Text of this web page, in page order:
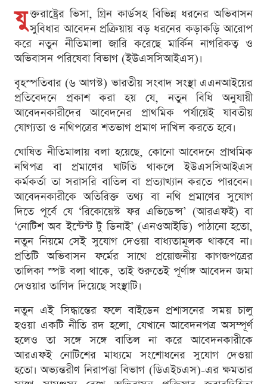
যু ক্তরাষ্ট্রের ভিসা, গ্রিন কার্ডসহ বিভিন্ন ধরনের অভিবাসন
সুবিধার আবেদন প্রক্রিয়ায় বড় ধরনের কড়াকড়ি আরোপ
করে নতুন নীতিমালা জারি করেছে মার্কিন নাগরিকত্ব ও
অভিবাসন পরিষেবা বিভাগ (ইউএসসিআইএস)।
বৃহস্পতিবার (৬ আগস্ট) ভারতীয় সংবাদ সংস্থা এএনআইয়ের
প্রতিবেদনে প্রকাশ করা হয় যে, নতুন বিধি অনুযায়ী
আবেদনকারীদের আবেদনের প্রাথমিক পর্যায়েই যাবতীয়
যোগ্যতা ও নথিপত্রের শতভাগ প্রমাণ দাখিল করতে হবে।
ঘোষিত নীতিমালায় বলা হয়েছে, কোনো আবেদনে প্রাথমিক
নথিপত্র বা প্রমাণের ঘাটতি থাকলে ইউএসসিআইএস
কর্মকর্তা তা সরাসরি বাতিল বা প্রত্যাখ্যান করতে পারবেন।
আবেদনকারীকে অতিরিক্ত তথ্য বা নথি প্রমাণের সুযোগ
দিতে পূর্বে যে ‘রিকোয়েস্ট ফর এভিডেন্স’ (আরএফই) বা
‘নোটিশ অব ইন্টেন্ট টু ডিনাই’ (এনওআইডি) পাঠানো হতো,
নতুন নিয়মে সেই সুযোগ দেওয়া বাধ্যতামূলক থাকবে না।
প্রতিটি অভিবাসন ফর্মের সাথে প্রয়োজনীয় কাগজপত্রের
তালিকা স্পষ্ট বলা থাকে, তাই শুরুতেই পূর্ণাঙ্গ আবেদন জমা
দেওয়ার তাগিদ দিয়েছে সংস্থাটি।
নতুন এই সিদ্ধান্তের ফলে বাইডেন প্রশাসনের সময় চালু
হওয়া একটি নীতি রদ হলো, যেখানে আবেদনপত্র অসম্পূর্ণ
হলেও তা সঙ্গে সঙ্গে বাতিল না করে আবেদনকারীকে
আরএফই নোটিশের মাধ্যমে সংশোধনের সুযোগ দেওয়া
হতো। অভ্যন্তরীণ নিরাপত্তা বিভাগ (ডিএইচএস)-এর ক্ষমতার